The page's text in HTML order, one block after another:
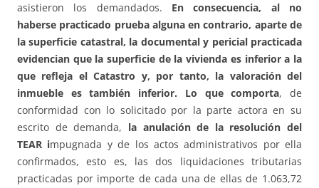
asistieron los demandados. En consecuencia, al no
haberse practicado prueba alguna en contrario, aparte de
la superficie catastral, la documental y pericial practicada
evidencian que la superficie de la vivienda es inferior a la
que refleja el Catastro y, por tanto, la valoración del
inmueble es también inferior. Lo que comporta, de
conformidad con lo solicitado por la parte actora en su
escrito de demanda, la anulación de la resolución del
TEAR impugnada y de los actos administrativos por ella
confirmados, esto es, las dos liquidaciones tributarias
practicadas por importe de cada una de ellas de 1.063,72